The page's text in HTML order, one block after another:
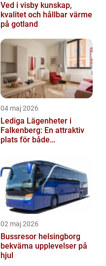
Ved i visby kunskap,
kvalitet och hållbar värme
på gotland
04 maj 2026
Lediga Lägenheter i
Falkenberg: En attraktiv
plats för både
semesterfirare
02 maj 2026
Bussresor helsingborg
bekväma upplevelser på
hjul